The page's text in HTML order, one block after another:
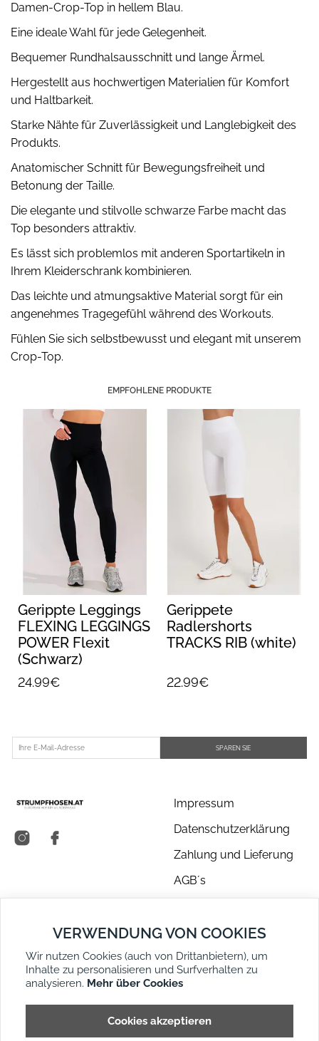
Damen-Crop-Top in hellem Blau.
Eine ideale Wahl für jede Gelegenheit.
Bequemer Rundhalsausschnitt und lange Ärmel.
Hergestellt aus hochwertigen Materialien für Komfort
und Haltbarkeit.
Starke Nähte für Zuverlässigkeit und Langlebigkeit des
Produkts.
Anatomischer Schnitt für Bewegungsfreiheit und
Betonung der Taille.
Die elegante und stilvolle schwarze Farbe macht das
Top besonders attraktiv.
Es lässt sich problemlos mit anderen Sportartikeln in
Ihrem Kleiderschrank kombinieren.
Das leichte und atmungsaktive Material sorgt für ein
angenehmes Tragegefühl während des Workouts.
Fühlen Sie sich selbstbewusst und elegant mit unserem
Crop-Top.
EMPFOHLENE PRODUKTE
Gerippte Leggings
FLEXING LEGGINGS
POWER Flexit
(Schwarz)
24.99€
Gerippete
Radlershorts
TRACKS RIB (white)
22.99€
SPAREN SIE
Impressum
Datenschutzerklärung
Zahlung und Lieferung
AGB´s
Kontakt
Retouren
Widerruf
Seitenübersicht
VERWENDUNG VON COOKIES
Wir nutzen Cookies (auch von Drittanbietern), um
Inhalte zu personalisieren und Surfverhalten zu
analysieren. Mehr über Cookies
Cookies akzeptieren